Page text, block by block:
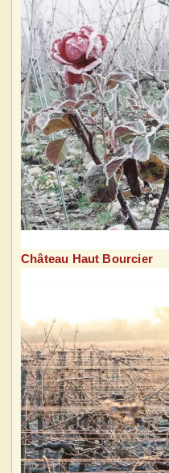
Château Haut Bourcier